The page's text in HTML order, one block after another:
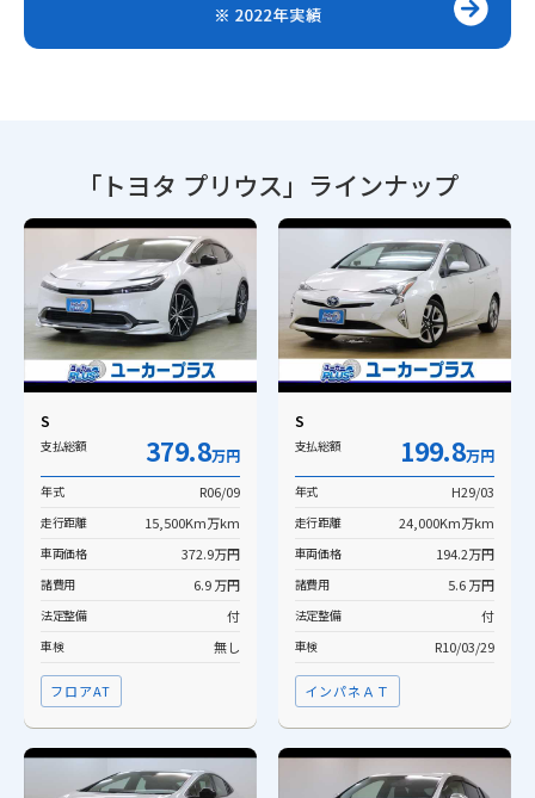
「トヨタ プリウス」 ラインナップ
S
支払総額 379.8万円
年式 R06/09
走行距離 15,500Km万km
車両価格 372.9万円
諸費用 6.9 万円
法定整備 付
車検 無し
フロアAT
S
支払総額 199.8万円
年式 H29/03
走行距離 24,000Km万km
車両価格 194.2万円
諸費用 5.6 万円
法定整備 付
車検 R10/03/29
インパネＡＴ